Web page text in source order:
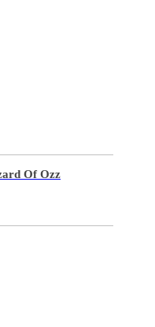
Of Ozz